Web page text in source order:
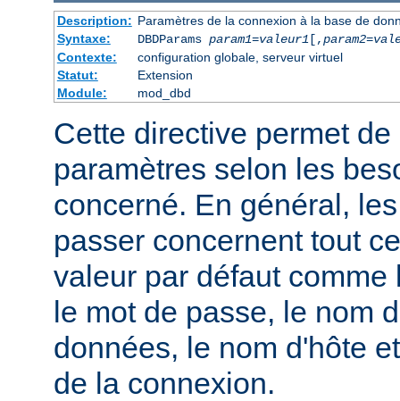
Description: Paramètres de la connexion à la base de
Syntaxe:
DBDParams param1=valeur1[,param2=
Contexte:
configuration globale, serveur virtuel
Statut:
Extension
Module:
mod_dbd
Cette directive permet
paramètres selon les
concerné. En général,
passer concernent tout
valeur par défaut comme
le mot de passe, le nom
données, le nom d'hôte
de la connexion.